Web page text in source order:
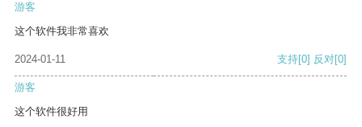
游客
这个软件我非常喜欢
2024-01-11 支持[0] 反对[0]
游客
这个软件很好用